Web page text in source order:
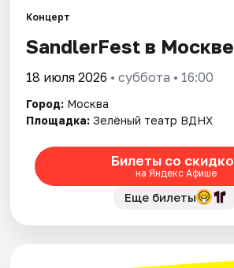
Спорт
События
Города
Площадки
Концерт
SandlerFest в Москве
18 июля 2026 • суббота • 16:00
Город: Москва
Площадка: Зелёный театр ВДНХ
Билеты со
на Яндекс Афише
Еще билеты